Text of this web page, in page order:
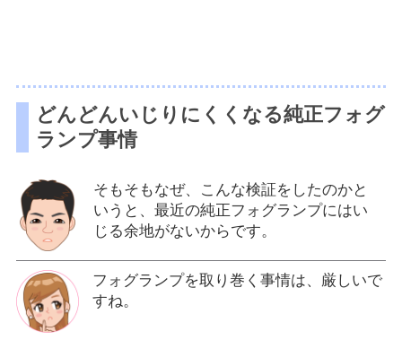
どんどんいじりにくくなる純正フォグ
ランプ事情
そもそもなぜ、こんな検証をしたのかと
いうと、最近の純正フォグランプにはい
じる余地がないからです。
フォグランプを取り巻く事情は、厳しいで
すね。